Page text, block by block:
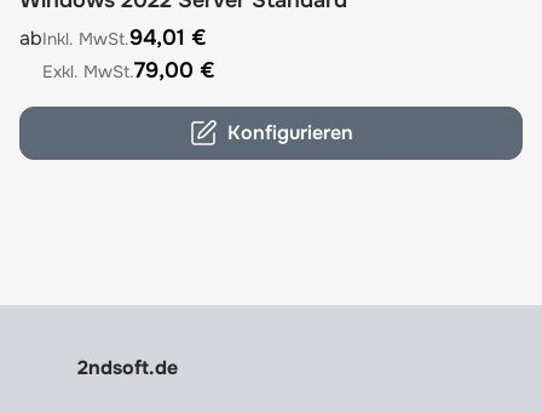
The price depends on the options chosen on the product
ab
94,01 €
79,00 €
Konfigurieren
2ndsoft.de